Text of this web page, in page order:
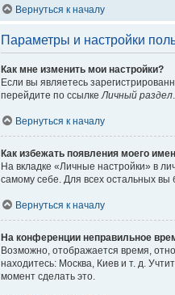
Вернуться к началу
Параметры и настройки
Как мне изменить мои настройки?
Если вы являетесь
перейдите по ссылке Личный раздел
Вернуться к началу
Как избежать появления моего
На вкладке «Личные настройки» в
самому себе. Для всех остальных вы
Вернуться к началу
На конференции неправильное
Возможно, отображается время,
находитесь: Москва, Киев и т. д.
момент сделать это.